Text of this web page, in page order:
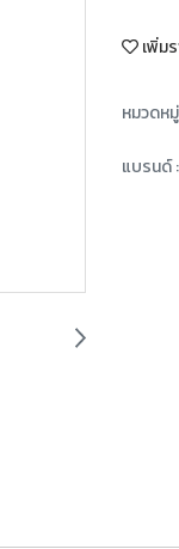
เพิ่ม
หมวดห
แบรนด์ :